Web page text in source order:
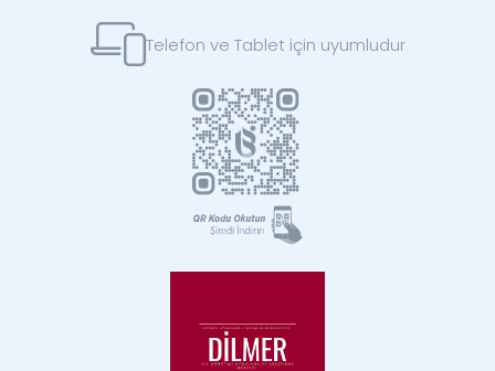
Telefon ve Tablet için uyumludur